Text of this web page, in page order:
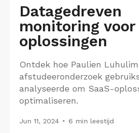
Datagedreven
monitoring voor
oplossingen
Ontdek hoe Paulien
afstudeeronderzoek
analyseerde om SaaS-
optimaliseren.
Jun 11, 2024 6 min leestijd